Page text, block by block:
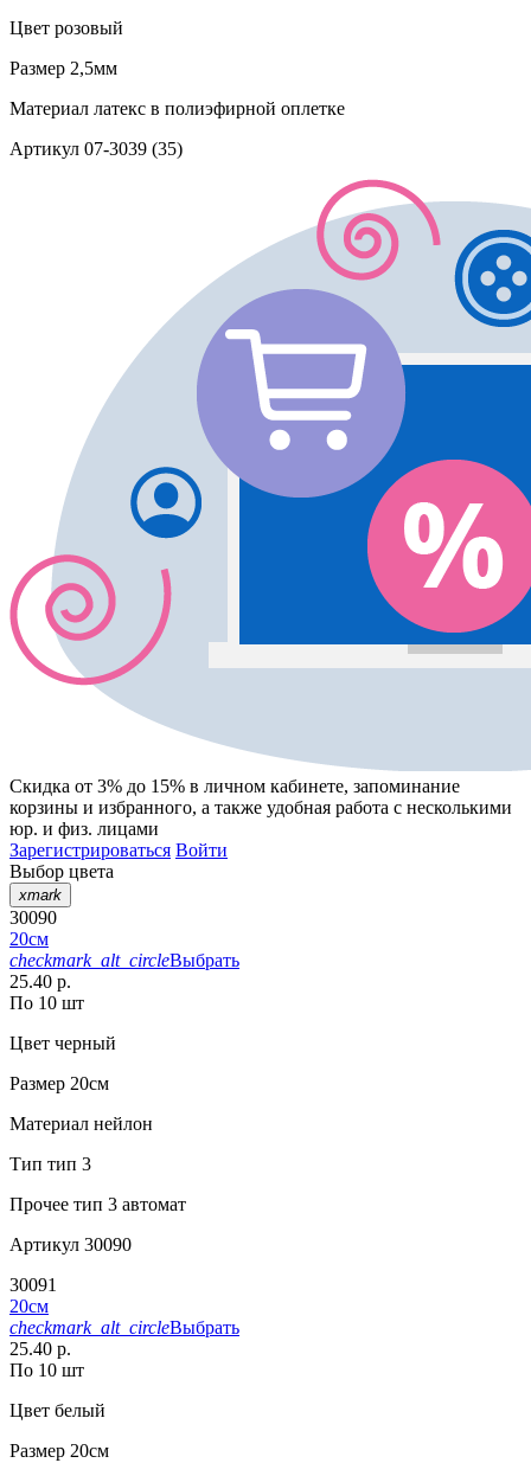
Цвет розовый
Размер 2,5мм
Материал латекс в полиэфирной оплетке
Артикул 07-3039 (35)
Скидка от 3% до 15% в личном кабинете, запоминание
корзины и избранного, а также удобная работа с несколькими
юр. и физ. лицами
Зарегистрироваться Войти
Выбор цвета
xmark
30090
20см
checkmark_alt_circleВыбрать
25.40 р.
По 10 шт
Цвет черный
Размер 20см
Материал нейлон
Тип тип 3
Прочее тип 3 автомат
Артикул 30090
30091
20см
checkmark_alt_circleВыбрать
25.40 р.
По 10 шт
Цвет белый
Размер 20см